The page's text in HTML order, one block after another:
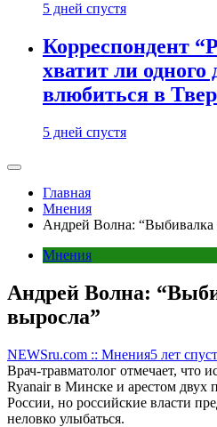
5 дней спустя
Корреспондент
хватит ли
влюбиться в
5 дней спустя
Главная
Мнения
Андрей Волна: “Выбивалка
Мнения
Андрей Волна:
выросла”
NEWSru.com :: Мнения5 лет
Врач-травматолог отмечает, что
Ryanair в Минске и арестом двух
России, но российские власти
неловко улыбаться.